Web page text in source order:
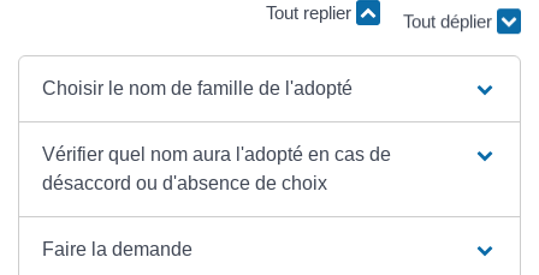
Tout replier
Tout déplier
Choisir le nom de famille de l'adopté
Vérifier quel nom aura l'adopté en cas de
désaccord ou d'absence de choix
Faire la demande